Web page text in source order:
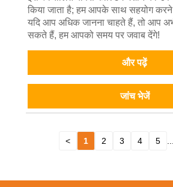
किया जाता है; हम आपके साथ सहयोग करने
यदि आप अधिक जानना चाहते हैं, तो आप
सकते हैं, हम आपको समय पर जवाब देंगे!
और पढ़ें
जांच भेजें
< 1 2 3 4 5 ...